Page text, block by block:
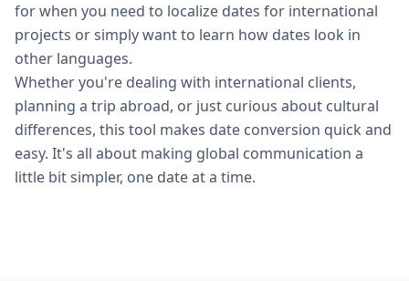
for when you need to localize dates for international
projects or simply want to learn how dates look in
other languages.
Whether you're dealing with international clients,
planning a trip abroad, or just curious about cultural
differences, this tool makes date conversion quick and
easy. It's all about making global communication a
little bit simpler, one date at a time.